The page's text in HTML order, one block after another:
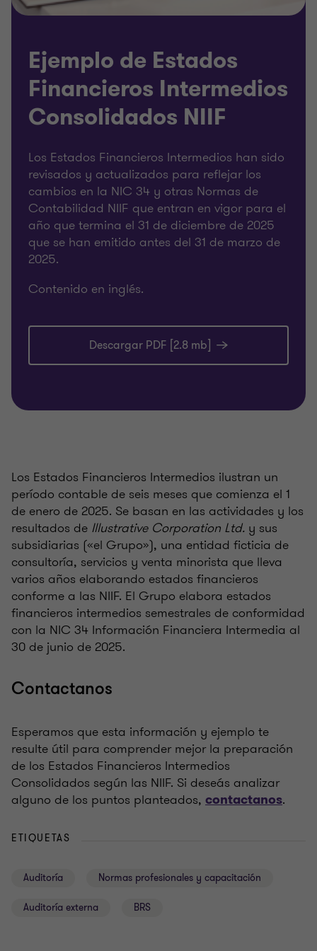
Ejemplo de Estados
Financieros Intermedios
Consolidados NIIF
Los Estados Financieros Intermedios han sido
revisados ​​y actualizados para reflejar los
cambios en la NIC 34 y otras Normas de
Contabilidad NIIF que entran en vigor para el
año que termina el 31 de diciembre de 2025
que se han emitido antes del 31 de marzo de
2025.
Contenido en inglés.
Descargar PDF [2.8 mb]
Los Estados Financieros Intermedios ilustran un
período contable de seis meses que comienza el 1
de enero de 2025. Se basan en las actividades y los
resultados de Illustrative Corporation Ltd. y sus
subsidiarias («el Grupo»), una entidad ficticia de
consultoría, servicios y venta minorista que lleva
varios años elaborando estados financieros
conforme a las NIIF. El Grupo elabora estados
financieros intermedios semestrales de conformidad
con la NIC 34 Información Financiera Intermedia al
30 de junio de 2025.
Contactanos
Esperamos que esta información y ejemplo te
resulte útil para comprender mejor la preparación
de los Estados Financieros Intermedios
Consolidados según las NIIF. Si deseás analizar
alguno de los puntos planteados, contactanos.
ETIQUETAS
Auditoría Normas profesionales y capacitación
Auditoría externa BRS